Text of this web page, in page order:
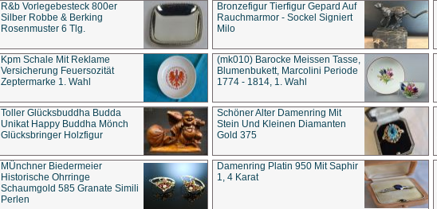
R&b Vorlegebesteck 800er
Silber Robbe & Berking
Rosenmuster 6 Tlg.
Bronzefigur Tierfigur Gepard Auf
Rauchmarmor - Sockel Signiert
Milo
Kpm Schale Mit Reklame
Versicherung Feuersozität
Zeptermarke 1. Wahl
(mk010) Barocke Meissen Tasse,
Blumenbukett, Marcolini Periode
1774 - 1814, 1. Wahl
Toller Glücksbuddha Budda
Unikat Happy Buddha Mönch
Glücksbringer Holzfigur
Schöner Alter Damenring Mit
Stein Und Kleinen Diamanten
Gold 375
MÜnchner Biedermeier
Historische Ohrringe
Schaumgold 585 Granate Simili
Perlen
Damenring Platin 950 Mit Saphir
1, 4 Karat